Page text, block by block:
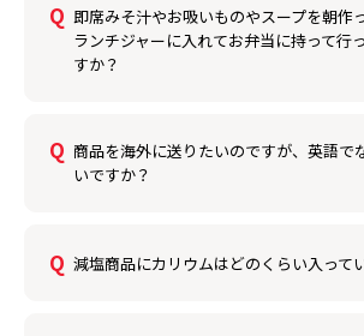
即席みそ汁やお吸いものやスープを朝作
ランチジャーに入れてお弁当に持って行
すか？
商品を海外に送りたいのですが、英語で
いですか？
減塩商品にカリウムはどのくらい入って